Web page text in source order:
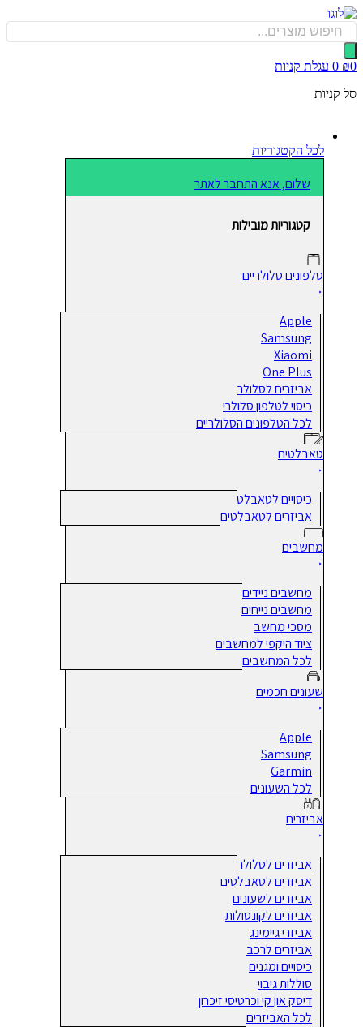
0 עגלת קניות
לכל הקטגוריות
שלום, אנא התחבר לאתר
קטגוריות מובילות
טלפונים סלולריים
Apple
Samsung
Xiaomi
One Plus
אביזרים לסלולר
כיסוי לטלפון סלולרי
לכל הטלפונים הסלולריים
טאבלטים
כיסויים לטאבלט
אביזרים לטאבלטים
מחשבים
מחשבים ניידים
מחשבים נייחים
מסכי מחשב
ציוד היקפי למחשבים
לכל המחשבים
שעונים חכמים
Apple
Samsung
Garmin
לכל השעונים
אביזרים
אביזרים לסלולר
אביזרים לטאבלטים
אביזרים לשעונים
אביזרים לקונסולות
אביזרי גיימינג
אביזרים לרכב
כיסויים ומגנים
סוללות גיבוי
דיסק און קי וכרטיסי זיכרון
לכל האביזרים